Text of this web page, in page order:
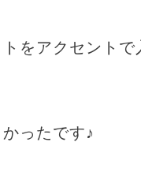
をアクセント
ったです♪